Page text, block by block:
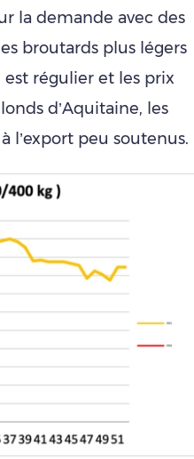
la demande avec des
broutards plus légers
régulier et les prix
d’Aquitaine, les
l’export peu soutenus.